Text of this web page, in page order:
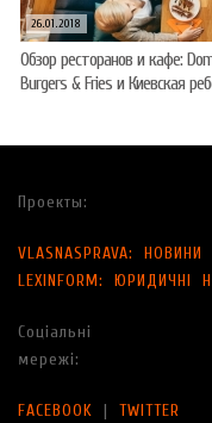
26.01.2018
Обзор ресторанов и кафе:
Burgers & Fries и Киевская
Проекты:
VLASNASPRAVA:
LEXINFORM: ЮРИДИЧНІ
Соціальні
мережі:
FACEBOOK | TWITTER